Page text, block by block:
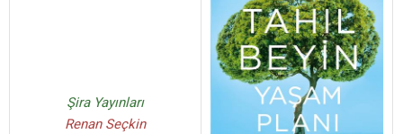
Şira Yayınları
Renan Seçkin